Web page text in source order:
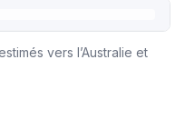
vers l’Australie et